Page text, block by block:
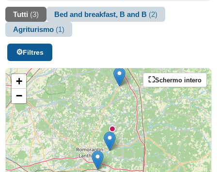
Tutti (3) Bed and breakfast, B and B (2)
Agriturismo (1)
Filtres
Schermo intero
+
−